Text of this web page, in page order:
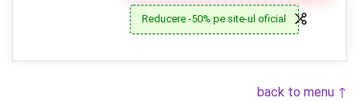
Reducere -50% pe site-ul oficial
back to menu ↑